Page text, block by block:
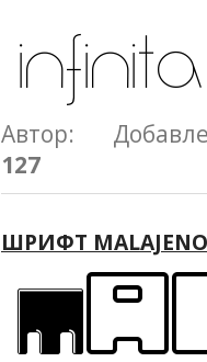
Автор:
127
ШРИФТ MALAJENO